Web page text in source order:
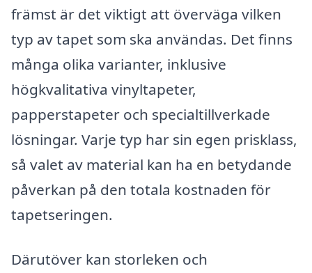
främst är det viktigt att överväga vilken
typ av tapet som ska användas. Det finns
många olika varianter, inklusive
högkvalitativa vinyltapeter,
papperstapeter och specialtillverkade
lösningar. Varje typ har sin egen prisklass,
så valet av material kan ha en betydande
påverkan på den totala kostnaden för
tapetseringen.
Därutöver kan storleken och